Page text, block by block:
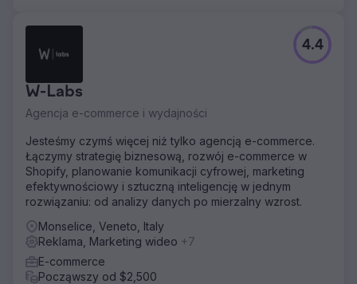
W-Labs
Agencja e-commerce i wydajności
4.4
Jesteśmy czymś więcej niż tylko agencją e-commerce.
Łączymy strategię biznesową, rozwój e-commerce w
Shopify, planowanie komunikacji cyfrowej, marketing
efektywnościowy i sztuczną inteligencję w jednym
rozwiązaniu: od analizy danych po mierzalny wzrost.
Monselice, Veneto, Italy
Reklama, Marketing wideo +7
E-commerce
Począwszy od $2,500